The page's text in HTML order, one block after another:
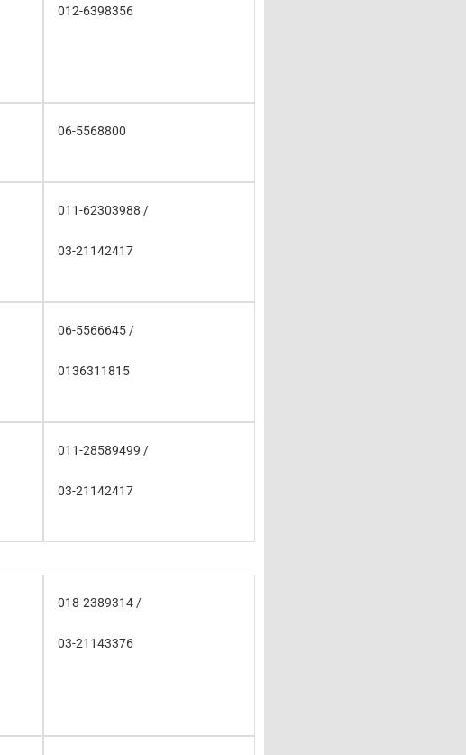
012-6398356
06-5568800
011-62303988 /
03-21142417
06-5566645 /
0136311815
011-28589499 /
03-21142417
018-2389314 /
03-21143376